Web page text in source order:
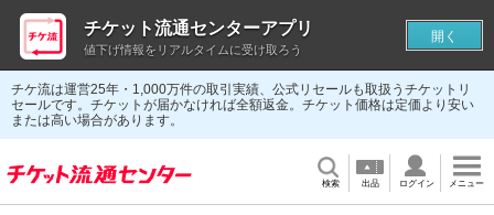
チケ流は運営25年・1,000万件の取引実績、公式リセールも取扱うチケットリ
セールです。チケットが届かなければ全額返金。チケット価格は定価より安い
または高い場合があります。
検索 出品 ログイン メニュー
チケット流通センターアプリ
値下げ情報をリアルタイムに受け取ろう
開く